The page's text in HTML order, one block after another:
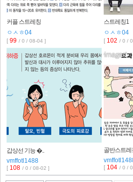
커플 스트레칭
ㅇㅅㅎ04
[ 99 / 0 / 08-04 ]
스트레칭1
ㅇㅅㅎ04
[ 102 / 0 /
갑상선 기능 �..
vmffotl1488
[ 108 / 0 / 08-02 ]
골반스트레
[ 104 / 0 /